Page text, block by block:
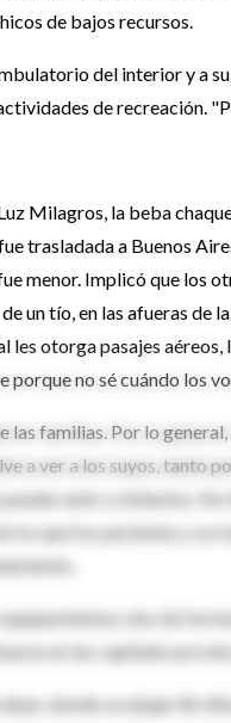
de bajos recursos.
del interior y a
de recreación.
Milagros, la beba
trasladada a Buenos
menor. Implicó que los
un tío, en las afueras de
les otorga pasajes
no sé cuándo los
las familias. Por lo
a ver a los suyos, tanto
venir a visitarlos.
es que los pacientes y su
equipamientos sino de
en las capitales
donde se alojan 46